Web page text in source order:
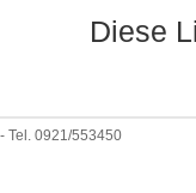
Diese
Tel. 0921/553450